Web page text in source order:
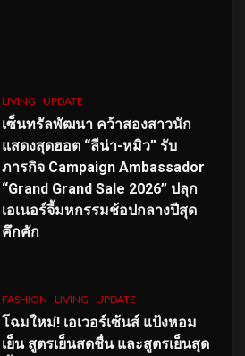
LIVING UPDATE
เซ็นทรัลพัฒนา คว้าสองสาวนัก
แสดงสุดฮอต “ลีน่า-หมิว” รับ
ภารกิจ Campaign Ambassador
“Grand Grand Sale 2026” ปลุก
เอเนอร์จี้มหกรรมช้อปกลางปีสุด
คึกคัก
FASHION LIVING UPDATE
โฉมใหม่! เอเวอร์เซ้นส์ แป้งหอม
เย็น สูตรเย็นสดชื่น และสูตรเย็นสุด